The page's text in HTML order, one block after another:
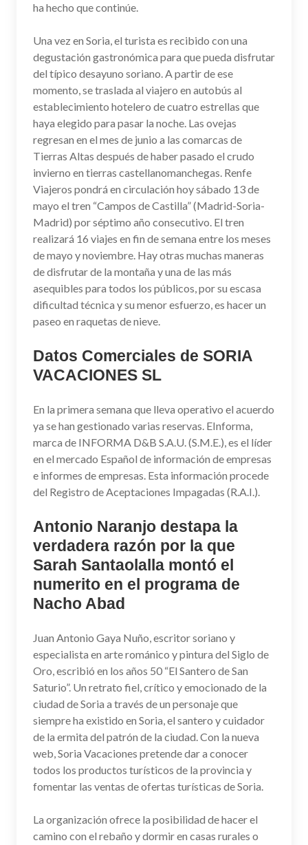
ha hecho que continúe.
Una vez en Soria, el turista es recibido con una
degustación gastronómica para que pueda disfrutar
del típico desayuno soriano. A partir de ese
momento, se traslada al viajero en autobús al
establecimiento hotelero de cuatro estrellas que
haya elegido para pasar la noche. Las ovejas
regresan en el mes de junio a las comarcas de
Tierras Altas después de haber pasado el crudo
invierno en tierras castellanomanchegas. Renfe
Viajeros pondrá en circulación hoy sábado 13 de
mayo el tren “Campos de Castilla” (Madrid-Soria-
Madrid) por séptimo año consecutivo. El tren
realizará 16 viajes en fin de semana entre los meses
de mayo y noviembre. Hay otras muchas maneras
de disfrutar de la montaña y una de las más
asequibles para todos los públicos, por su escasa
dificultad técnica y su menor esfuerzo, es hacer un
paseo en raquetas de nieve.
Datos Comerciales de SORIA
VACACIONES SL
En la primera semana que lleva operativo el acuerdo
ya se han gestionado varias reservas. EInforma,
marca de INFORMA D&B S.A.U. (S.M.E.), es el líder
en el mercado Español de información de empresas
e informes de empresas. Esta información procede
del Registro de Aceptaciones Impagadas (R.A.I.).
Antonio Naranjo destapa la
verdadera razón por la que
Sarah Santaolalla montó el
numerito en el programa de
Nacho Abad
Juan Antonio Gaya Nuño, escritor soriano y
especialista en arte románico y pintura del Siglo de
Oro, escribió en los años 50 “El Santero de San
Saturio”. Un retrato fiel, crítico y emocionado de la
ciudad de Soria a través de un personaje que
siempre ha existido en Soria, el santero y cuidador
de la ermita del patrón de la ciudad. Con la nueva
web, Soria Vacaciones pretende dar a conocer
todos los productos turísticos de la provincia y
fomentar las ventas de ofertas turísticas de Soria.
La organización ofrece la posibilidad de hacer el
camino con el rebaño y dormir en casas rurales o